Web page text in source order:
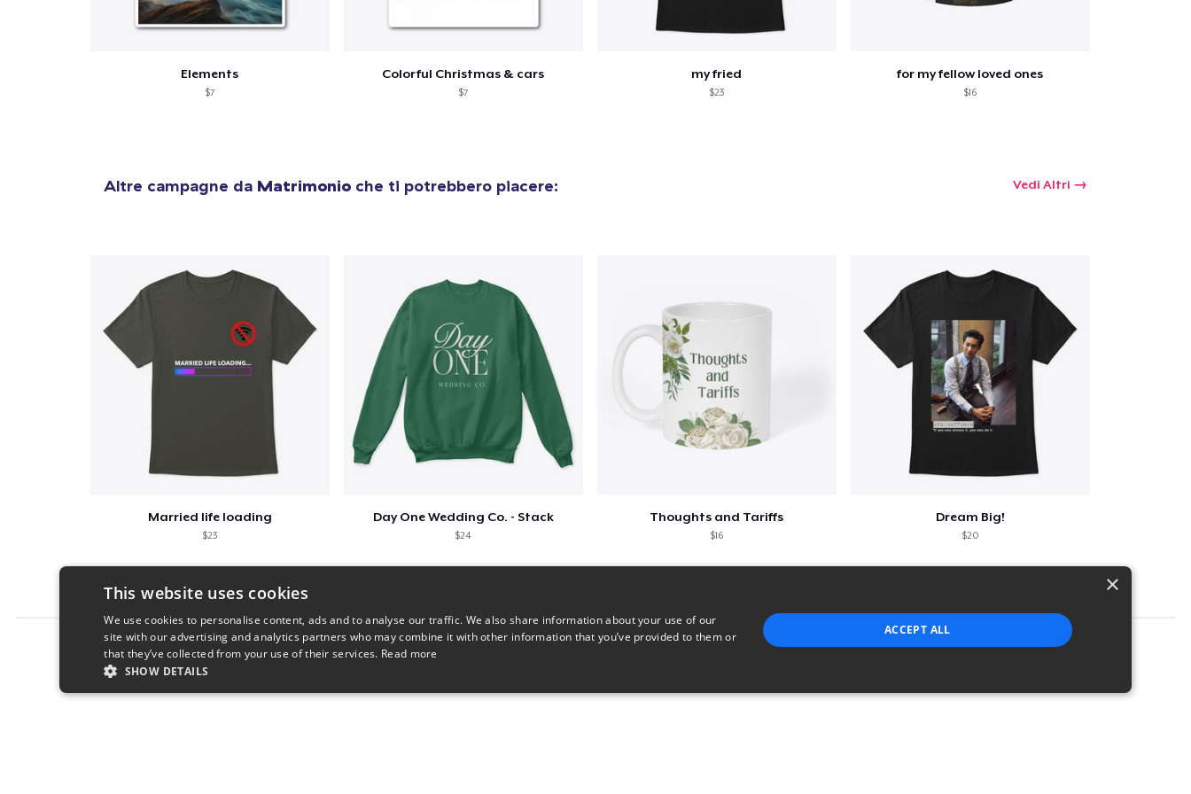
Elements
$7
Colorful Christmas & cars
$7
my fried
$23
for my fellow loved ones
$16
Altre campagne da Matrimonio che ti potrebbero piacere: Vedi Altri
Married life loading
$23
Day One Wedding Co. - Stack
$24
Thoughts and Tariffs
$16
Dream Big!
$20
Report this product
×
This website uses cookies
We use cookies to personalise content, ads and to analyse our traffic. We also share information about your use of our
site with our advertising and analytics partners who may combine it with other information that you’ve provided to them or
that they’ve collected from your use of their services. Read more
SHOW DETAILS
ACCEPT ALL